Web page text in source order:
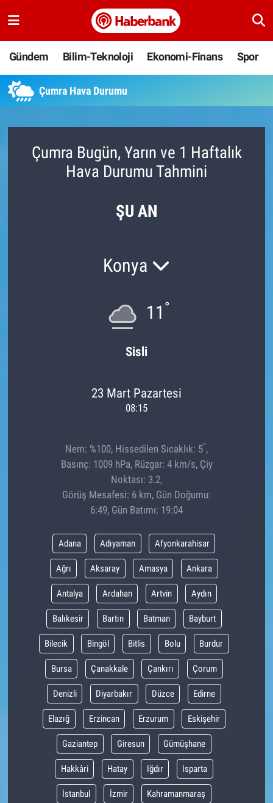
Gündem Bilim-Teknoloji Ekonomi-Finans Spor
Çumra Hava Durumu
Çumra Bugün, Yarın ve 1 Haftalık
Hava Durumu Tahmini
ŞU AN
Konya
11 °
Sisli
23 Mart Pazartesi
08:15
Nem: %100, Hissedilen Sıcaklık: 5°,
Basınç: 1009 hPa, Rüzgar: 4 km/s, Çiy
Noktası: 3.2,
Görüş Mesafesi: 6 km, Gün Doğumu:
6:49, Gün Batımı: 19:04
Adana Adıyaman Afyonkarahisar
Ağrı Aksaray Amasya Ankara
Antalya Ardahan Artvin Aydın
Balıkesir Bartın Batman Bayburt
Bilecik Bingöl Bitlis Bolu Burdur
Bursa Çanakkale Çankırı Çorum
Denizli Diyarbakır Düzce Edirne
Elazığ Erzincan Erzurum Eskişehir
Gaziantep Giresun Gümüşhane
Hakkâri Hatay Iğdır Isparta
İstanbul İzmir Kahramanmaraş
Bilim-Teknoloji
Ekonomi-Finans
Hava Durumu
Namaz Vakitleri
Süper Lig Puan Durumu ve Fikstür